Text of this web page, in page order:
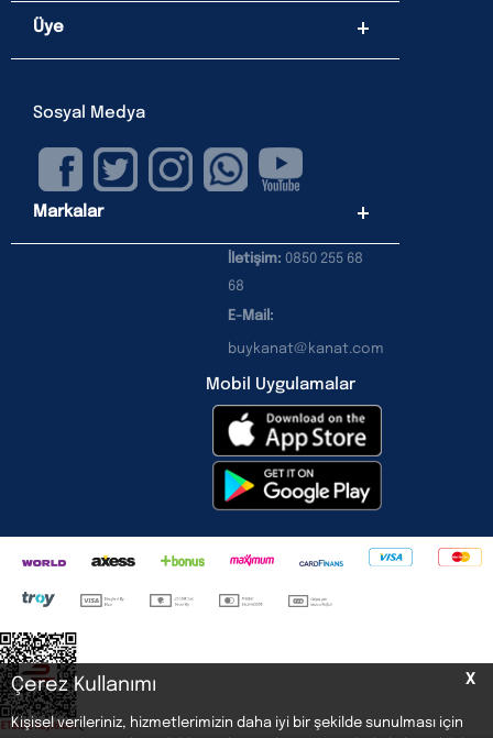
X
Çerez Kullanımı
Kişisel verileriniz, hizmetlerimizin daha iyi bir şekilde sunulması için
Üye
Sosyal Medya
Markalar
İletişim: 0850 255 68
68
E-Mail:
buykanat@kanat.com
Mobil Uygulamalar
<